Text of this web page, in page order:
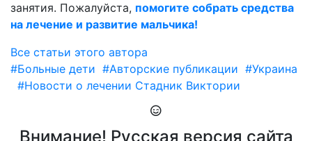
занятия. Пожалуйста, помогите собрать средства
на лечение и развитие мальчика!
Все статьи этого автора
#Больные дети #Авторские публикации #Украина
#Новости о лечении Стадник Виктории
Внимание! Русская версия сайта